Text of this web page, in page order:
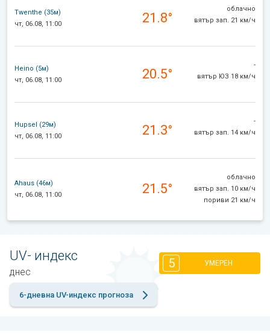
Twenthe (35м)
чт, 06.08, 11:00
21.8°
облачно
вятър зап. 21 км/ч
Heino (5м)
чт, 06.08, 11:00
20.5°
-
вятър ЮЗ 18 км/ч
Hupsel (29м)
чт, 06.08, 11:00
21.3°
-
вятър зап. 14 км/ч
Ahaus (46м)
чт, 06.08, 11:00
21.5°
облачно
вятър зап. 10 км/ч
пориви 21 км/ч
UV- индекс
днес
5 УМЕРЕН
6-дневна UV-индекс прогноза